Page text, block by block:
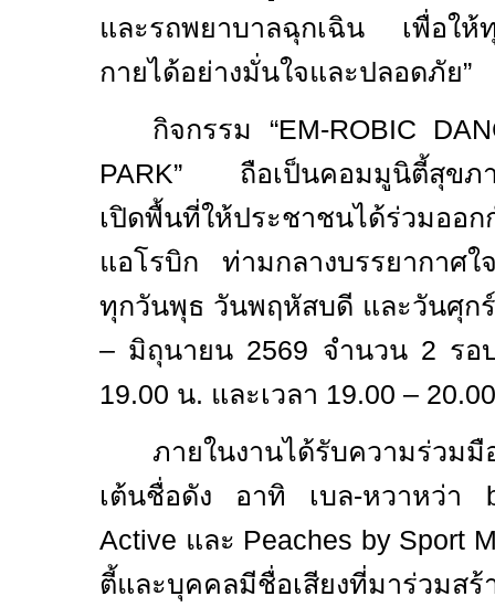
และรถพยาบาลฉุกเฉิน เพื่อให้
กายได้อย่างมั่นใจและปลอดภัย”
กิจกรรม “EM-ROBIC
PARK” ถือเป็นคอมมูนิตี้สุขภ
เปิดพื้นที่ให้ประชาชนได้ร่วมออก
แอโรบิก ท่ามกลางบรรยากาศใ
ทุกวันพุธ วันพฤหัสบดี และวันศุก
– มิถุนายน 2569 จำนวน 2 รอ
19.00 น. และเวลา 19.00 –
ภายในงานได้รับความร่วม
เต้นชื่อดัง อาทิ เบล-หวาหว่า
Active และ Peaches by Sport
ตี้และบุคคลมีชื่อเสียงที่มาร่วมส